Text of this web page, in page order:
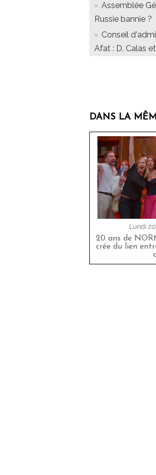
Assemblée
Russie bannie ?
Conseil
Afat : D. Calas
DANS LA
Lundi
20 ans de
crée du lien